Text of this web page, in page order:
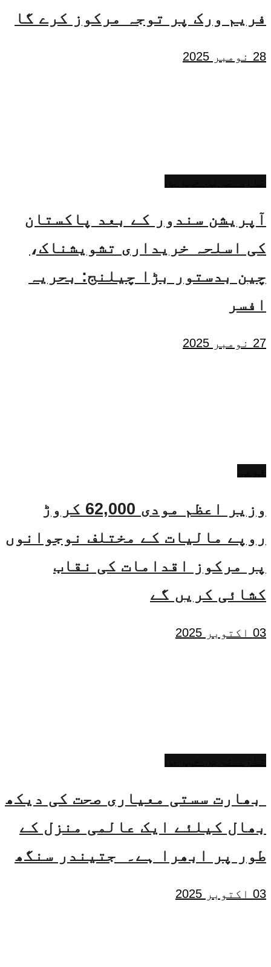
فریم ورک پر توجہ مرکوز کرے گا
28 نومبر 2025
آپریشن سندور کے بعد پاکستان
کی اسلحہ خریداری تشویشناک،
چین بدستور بڑا چیلنج: بحریہ
افسر
27 نومبر 2025
وزیر اعظم مودی 62,000 کروڑ
روپے مالیات کے مختلف نوجوانوں
پر مرکوز اقدامات کی نقاب
کشائی کریں گے
03 اکتوبر 2025
بھارت سستی معیاری صحت کی دیکھ
بھال کیلئے ایک عالمی منزل کے
طور پر ابھرا ہے۔ جتیندر سنگھ
03 اکتوبر 2025